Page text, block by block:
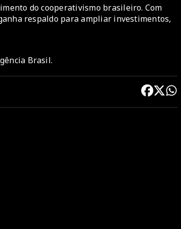
do cooperativismo brasileiro. Com
respaldo para ampliar investimentos,
Brasil.